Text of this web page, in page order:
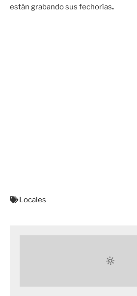
están grabando sus fechorías.
Locales